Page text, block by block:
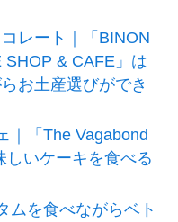
レート｜「BINON
SHOP & CAFE」は
お土産選びができ
｜「The Vagabond
いケーキを食べる
ムを食べながらベト